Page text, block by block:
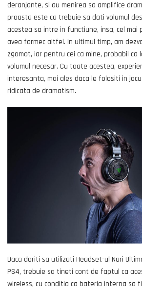
deranjante, si au menirea sa amplifice
proasta este ca trebuie sa dati volumul
acestea sa intre in functiune, insa, cel mai
avea farmec altfel. In ultimul timp, am
zgomot, iar pentru cei ca mine, probabil ca
volumul necesar. Cu toate acestea,
interesanta, mai ales daca le folositi in
ridicata de dramatism.
Daca doriti sa utilizati Headset-ul Nari
PS4, trebuie sa tineti cont de faptul ca
wireless, cu conditia ca bateria interna sa